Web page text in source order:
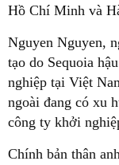
Hồ Chí Minh và
Nguyen Nguyen,
tạo do Sequoia
nghiệp tại Việt
ngoài đang có xu
công ty khởi
Chính bản thân